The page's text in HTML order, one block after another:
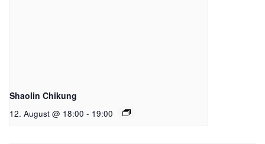
Shaolin Chikung
12. August @ 18:00 - 19:00